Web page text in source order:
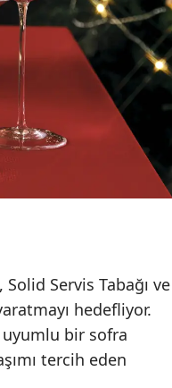
Servis Tabağı ve
hedefliyor.
uyumlu bir sofra
tercih eden